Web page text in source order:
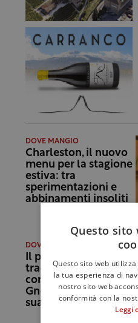
DOVE MANGIO
Charleston, il nuovo
menu per la stagione
estiva: tra
sperimentazioni e
abbinamenti insoliti
DOVE MANGIO
Il pesce “come
tradizione
comanda”: Helios
Gnoffo racconta la
sua Osteria Mercede
Questo sito
Questo sito web
la tua esperienza di
nostro sito web
conformità con la
Leggi